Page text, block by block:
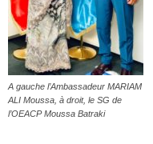
A gauche l’Ambassadeur MARIAM
ALI Moussa, à droit, le SG de
l’OEACP Moussa Batraki